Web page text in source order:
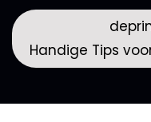
Handige Tips